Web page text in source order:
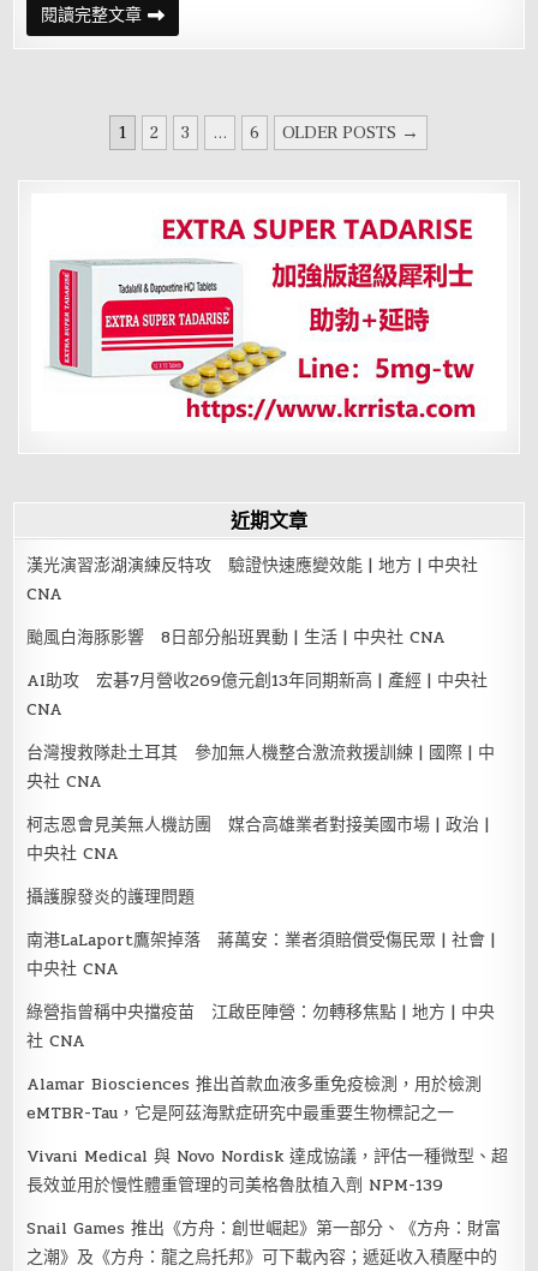
閱讀完整文章星
座
與
關
系
——
蟹
宮
1 2 3 ... 6 OLDER POSTS →
近期文章
漢光演習澎湖演練反特攻 驗證快速應變效能 | 地方 | 中央社
CNA
颱風白海豚影響 8日部分船班異動 | 生活 | 中央社 CNA
AI助攻 宏碁7月營收269億元創13年同期新高 | 產經 | 中央社
CNA
台灣搜救隊赴土耳其 參加無人機整合激流救援訓練 | 國際 | 中
央社 CNA
柯志恩會見美無人機訪團 媒合高雄業者對接美國市場 | 政治 |
中央社 CNA
攝護腺發炎的護理問題
南港LaLaport鷹架掉落 蔣萬安：業者須賠償受傷民眾 | 社會 |
中央社 CNA
綠營指曾稱中央擋疫苗 江啟臣陣營：勿轉移焦點 | 地方 | 中央
社 CNA
Alamar Biosciences 推出首款血液多重免疫檢測，用於檢測
eMTBR-Tau，它是阿茲海默症研究中最重要生物標記之一
Vivani Medical 與 Novo Nordisk 達成協議，評估一種微型、超
長效並用於慢性體重管理的司美格魯肽植入劑 NPM-139
Snail Games 推出《方舟：創世崛起》第一部分、《方舟：財富
之潮》及《方舟：龍之烏托邦》可下載內容；遞延收入積壓中的